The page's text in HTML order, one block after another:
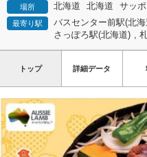
場所 北海道 北海道 サッ
最寄り駅 バスセンター前駅(北
さっぽろ駅(北海道) ,
トップ 詳細データ